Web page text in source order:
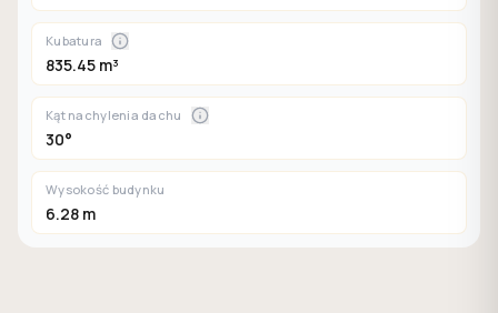
Kubatura
835.45 m³
Kąt nachylenia dachu
30°
Wysokość budynku
6.28 m